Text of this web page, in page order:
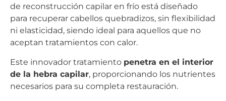
de reconstrucción capilar en frío está diseñado
para recuperar cabellos quebradizos, sin flexibilidad
ni elasticidad, siendo ideal para aquellos que no
aceptan tratamientos con calor.
Este innovador tratamiento penetra en el interior
de la hebra capilar, proporcionando los nutrientes
necesarios para su completa restauración.